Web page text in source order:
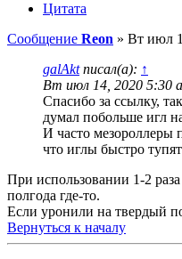
Цитата
Сообщение Reon » Вт июл
galAktписал(а): ↑
Вт июл 14, 2020 5:30
Спасибо за ссылку,
думал побольше игл
И часто мезороллеры
что иглы быстро
При использовании 1-2
полгода где-то.
Если уронили на твердый
Вернуться к началу